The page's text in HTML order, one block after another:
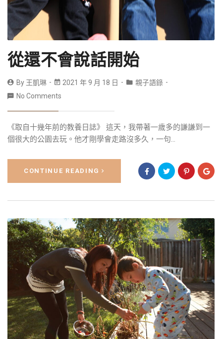
從還不會說話開始
By 王凱琳 2021 年 9 月 18 日
親子語錄
No Comments
《取自十幾年前的教養日誌》 這天，我帶著一歲多的謙謙到一
個很大的公園去玩。他才剛學會走路沒多久，一句...
CONTINUE READING